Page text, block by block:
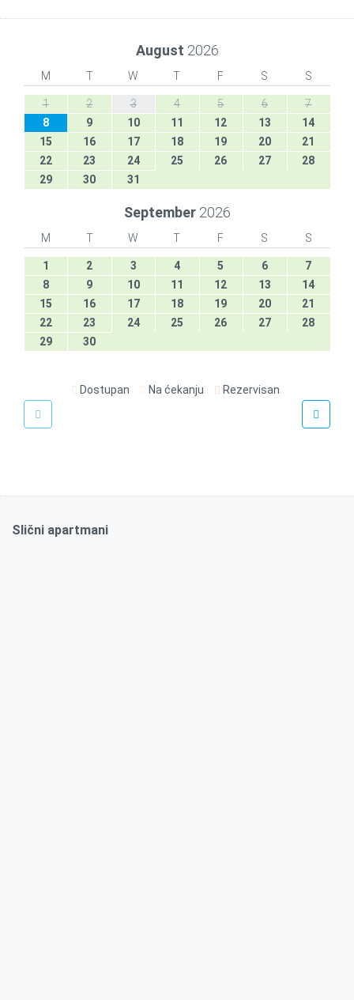
August 2026
M T W T F S S
1 2 3 4 5 6
7
8
9 10 11 12 13
14
15
16 17 18 19 20
21
22
23 24 25 26 27
28
29
30 31
September 2026
M T W T F S S
1 2 3 4 5 6
7
8
9 10 11 12 13
14
15
16 17 18 19 20
21
22
23 24 25 26 27
28
29
30
Dostupan Na ćekanju Rezervisan
Slični apartmani
100€
Madmoiselle